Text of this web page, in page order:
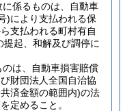
に係るものは、自動車
)により支払われる保
支払われる町村有自
提起、和解及び調停に
は、自動車損害賠償
財団法人全国自治協
済金額の範囲内)の法
定めること。